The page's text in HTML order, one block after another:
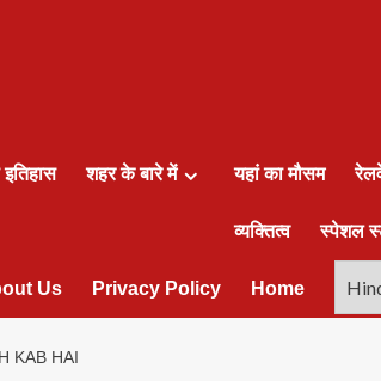
शहर के बारे में यहां का मौसम
व्यक्तित्व स्पेशल
Us Privacy Policy Home
KAB HAI